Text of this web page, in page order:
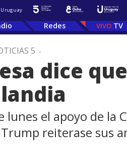
Uruguay
Redes TV
5 .
dice
el apoyo de la
reiterase sus